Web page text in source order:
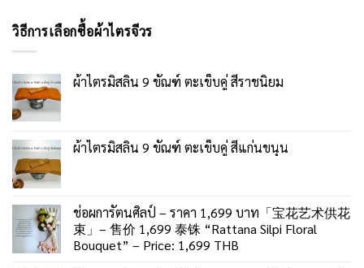
วิธีการเลือกซื้อผ้าไตรจีวร
ผ้าไตรมิสลิน 9 ขัณฑ์ ตะเข็บคู่ สีราชนิยม
ผ้าไตรมิสลิน 9 ขัณฑ์ ตะเข็บคู่ สีแก่นขนุน
ช่อผการัตนศิลป์ – ราคา 1,699 บาท「宝花艺术供花
束」– 售价 1,699 泰铢 “Rattana Silpi Floral
Bouquet” – Price: 1,699 THB